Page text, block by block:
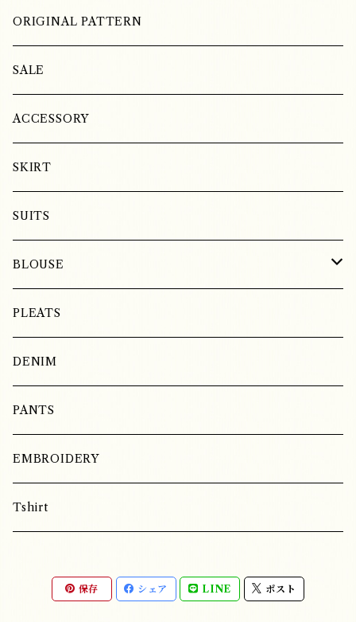
LINEN
LINEN
COTTON
WOOL
LINEN
SILK
ORIGINAL PATTERN
SALE
ACCESSORY
SKIRT
SUITS
BLOUSE
LINEN
COTTON
SILK
PLEATS
DENIM
PANTS
EMBROIDERY
Tshirt
保存 シェア LINE ポスト